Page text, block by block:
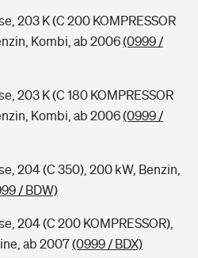
203 K (C 200 KOMPRESSOR
Kombi, ab 2006(0999 /
203 K (C 180 KOMPRESSOR
Kombi, ab 2006(0999 /
204 (C 350), 200 kW, Benzin,
/ BDW)
204 (C 200 KOMPRESSOR),
ab 2007(0999 / BDX)